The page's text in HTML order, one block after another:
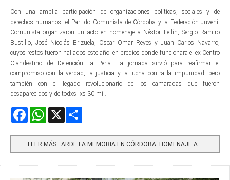
Con una amplia participación de organizaciones políticas, sociales y de
derechos humanos, el Partido Comunista de Córdoba y la Federación Juvenil
Comunista organizaron un acto en homenaje a Néstor Lellín, Sergio Ramiro
Bustillo, José Nicolás Brizuela, Oscar Omar Reyes y Juan Carlos Navarro,
cuyos restos fueron hallados este año en predios donde funcionara el ex Centro
Clandestino de Detención La Perla. La jornada sirvió para reafirmar el
compromiso con la verdad, la justicia y la lucha contra la impunidad, pero
también con el legado revolucionario de los camaradas que fueron
desaparecidos y de todxs lxs 30 mil.
FacebookWhatsApp
LEER MÁS…ARDE LA MEMORIA EN CÓRDOBA: HOMENAJE A...